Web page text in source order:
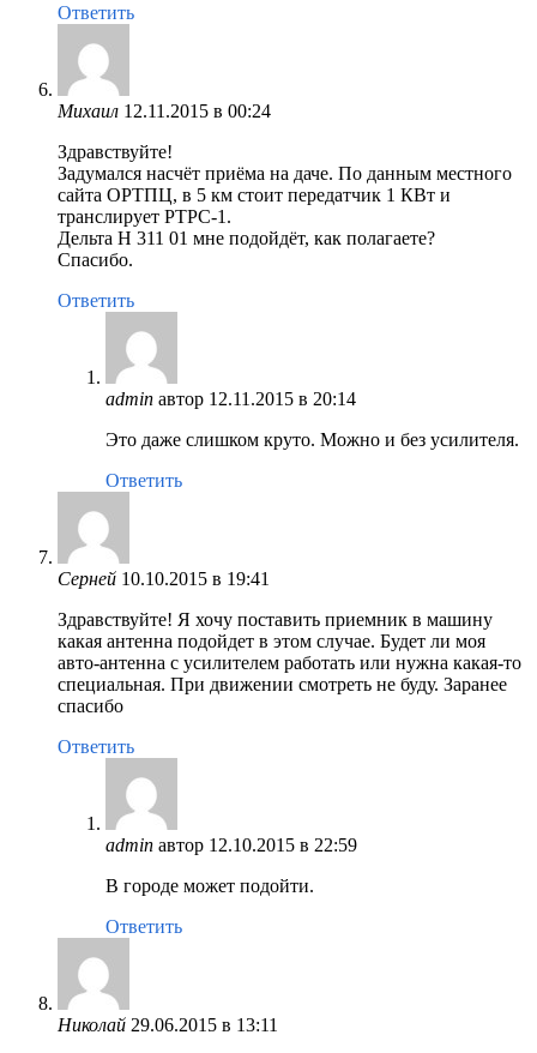
Ответить
Михаил 12.11.2015 в 00:24
Здравствуйте!
Задумался насчёт приёма на даче. По данным местного
сайта ОРТПЦ, в 5 км стоит передатчик 1 КВт и
транслирует РТРС-1.
Дельта Н 311 01 мне подойдёт, как полагаете?
Спасибо.
Ответить
admin автор 12.11.2015 в 20:14
Это даже слишком круто. Можно и без усилителя.
Ответить
Серней 10.10.2015 в 19:41
Здравствуйте! Я хочу поставить приемник в машину
какая антенна подойдет в этом случае. Будет ли моя
авто-антенна с усилителем работать или нужна какая-то
специальная. При движении смотреть не буду. Заранее
спасибо
Ответить
admin автор 12.10.2015 в 22:59
В городе может подойти.
Ответить
Николай 29.06.2015 в 13:11